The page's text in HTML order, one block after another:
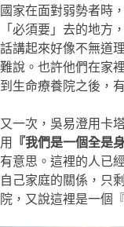
國家在面對弱勢者時
「必須要」去的地方
話講起來好像不無道
難說。也許他們在家
到生命療養院之後，
又一次，吳易澄用卡
用
『我們是一個全是
有意思。這裡的人已
自己家庭的關係，只
院，又說這裡是一個